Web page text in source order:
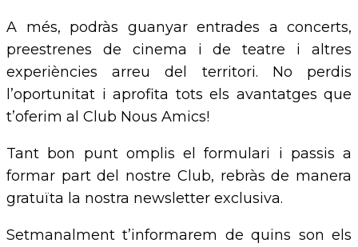
A més, podràs guanyar entrades a concerts,
preestrenes de cinema i de teatre i altres
experiències arreu del territori. No perdis
l’oportunitat i aprofita tots els avantatges que
t’oferim al Club Nous Amics!
Tant bon punt omplis el formulari i passis a
formar part del nostre Club, rebràs de manera
gratuïta la nostra newsletter exclusiva.
Setmanalment t’informarem de quins son els